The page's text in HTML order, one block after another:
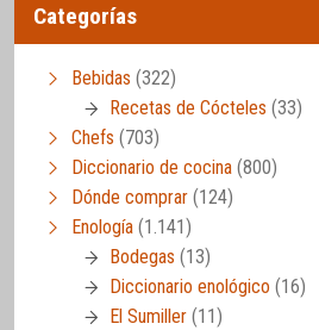
Categorías
Bebidas (322)
Recetas de Cócteles (33)
Chefs (703)
Diccionario de cocina (800)
Dónde comprar (124)
Enología (1.141)
Bodegas (13)
Diccionario enológico (16)
El Sumiller (11)